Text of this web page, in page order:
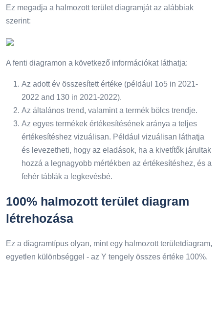
Ez megadja a halmozott terület diagramját az alábbiak
szerint:
A fenti diagramon a következő információkat láthatja:
Az adott év összesített értéke (például 1o5 in 2021-
2022 and 130 in 2021-2022).
Az általános trend, valamint a termék bölcs trendje.
Az egyes termékek értékesítésének aránya a teljes
értékesítéshez vizuálisan. Például vizuálisan láthatja
és levezetheti, hogy az eladások, ha a kivetítők járultak
hozzá a legnagyobb mértékben az értékesítéshez, és a
fehér táblák a legkevésbé.
100% halmozott terület diagram
létrehozása
Ez a diagramtípus olyan, mint egy halmozott területdiagram,
egyetlen különbséggel - az Y tengely összes értéke 100%.